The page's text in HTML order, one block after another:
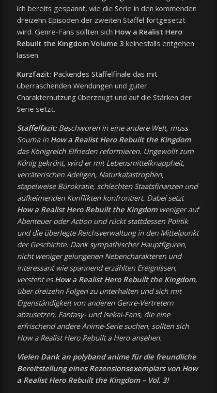
ich bereits gespannt, wie die Serie in den kommenden
dreizehn Episoden der zweiten Staffel fortgesetzt
wird. Genre-Fans sollten sich How a Realist Hero
Rebuilt the Kingdom Volume 3 keinesfalls entgehen
lassen.
Kurzfazit: Packendes Staffelfinale das mit
überraschenden Wendungen und guter
Charakternutzung überzeugt und auf die Stärken der
Serie setzt.
Staffelfazit:Beschworen in eine andere Welt, muss
Souma in How a Realist Hero Rebuilt the Kingdom
das Königreich Elfrieden reformieren. Ungewollt zum
König gekrönt, wird er mit Lebensmittelknappheit,
verräterischen Adeligen, Naturkatastrophen,
stapelweise Bürokratie, schlechten Staatsfinanzen und
aufkeimenden Konflikten konfrontiert. Dabei setzt
How a Realist Hero Rebuilt the Kingdomweniger auf
Abenteuer oder Action und rückt stattdessen Politik
und die überlegte Reichsverwaltung in den Mittelpunkt
der Geschichte. Dank sympathischer Hauptfiguren,
nicht weniger gelungenen Nebencharakteren und
interessant wie spannend erzählten Ereignissen,
versteht es How a Realist Hero Rebuilt the Kingdom,
über dreizehn Folgen zu unterhalten und sich mit
Eigenständigkeit von anderen Genre-Vertretern
abzusetzen. Fantasy- und Isekai-Fans, die eine
erfrischend andere Anime-Serie suchen, sollten sich
How a Realist Hero Rebuilt a Hero ansehen.
Vielen Dank an polyband anime für die freundliche
Bereitstellung eines Rezensionsexemplars von How
a Realist Hero Rebuilt the Kingdom – Vol. 3!